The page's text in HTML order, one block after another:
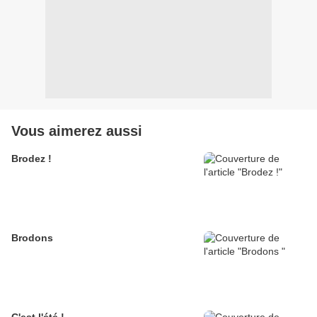
Vous aimerez aussi
Brodez !
Brodons